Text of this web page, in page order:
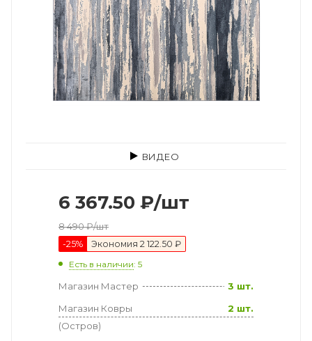
ВИДЕО
6 367.50 ₽/шт
8 490₽/шт
-25% Экономия 2 122.50 ₽
Есть в наличии: 5
Магазин Мастер
3 шт.
Магазин Ковры
(Остров)
2 шт.